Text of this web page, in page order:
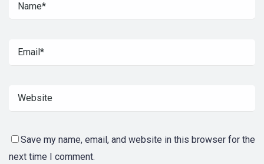
Save my name, email, and website in this browser for the
next time I comment.